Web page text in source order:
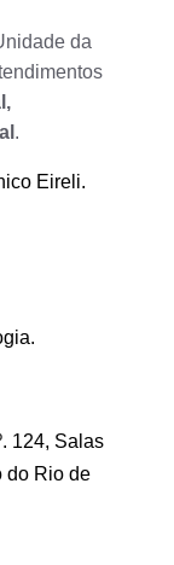
da
.
Eireli.
124, Salas
do Rio de